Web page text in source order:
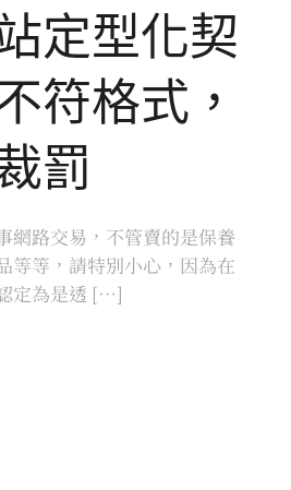
定型化契
符格式，
罰
網路交易，不管賣的是保養
等等，請特別小心，因為在
定為是透 […]